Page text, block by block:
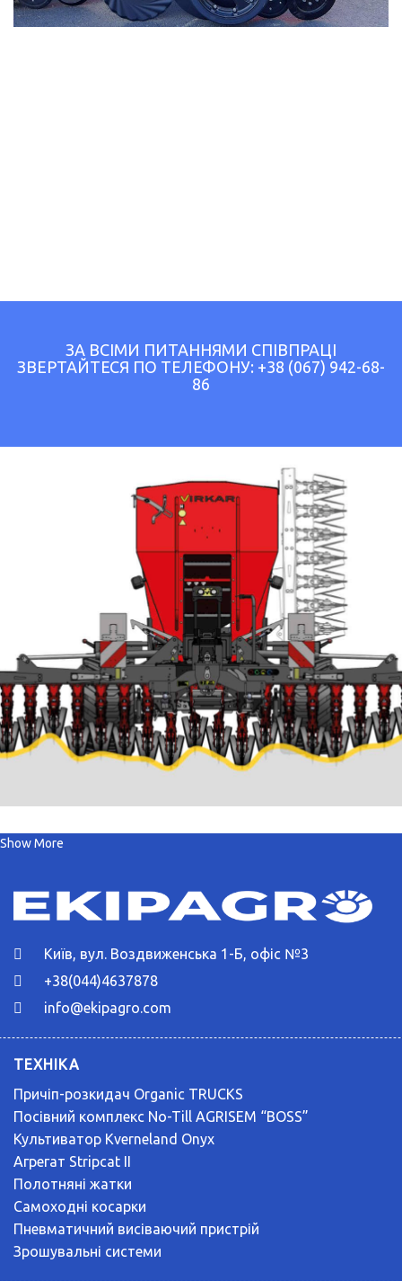
ЗА ВСІМИ ПИТАННЯМИ СПІВПРАЦІ
ЗВЕРТАЙТЕСЯ ПО ТЕЛЕФОНУ: +38 (067) 942-68-
86
Show More
Київ, вул. Воздвиженська 1-Б, офіс №3
+38(044)4637878
info@ekipagro.com
ТЕХНІКА
Причіп-розкидач Organic TRUCKS
Посівний комплекс No-Till AGRISEM “BOSS”
Культиватор Kverneland Onyx
Агрегат Stripcat II
Полотняні жатки
Самоходні косарки
Пневматичний висіваючий пристрій
Зрошувальні системи